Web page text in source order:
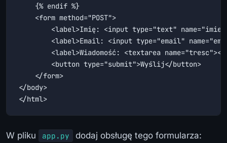
    {% endif %}
    <form method="POST">
<label>Imię: <input type="text"
<label>Email: <input type="email"
<label>Wiadomość: <textarea
        <button type="submit">Wyślij</button>
    </form>
</body>
</html>
W pliku app.py dodaj obsługę tego formularza: